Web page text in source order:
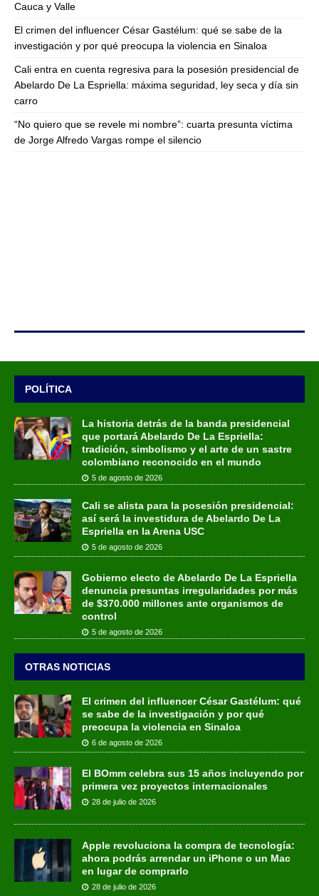
Cauca y Valle
El crimen del influencer César Gastélum: qué se sabe de la
investigación y por qué preocupa la violencia en Sinaloa
Cali entra en cuenta regresiva para la posesión presidencial de
Abelardo De La Espriella: máxima seguridad, ley seca y día sin
carro
“No quiero que se revele mi nombre”: cuarta presunta víctima
de Jorge Alfredo Vargas rompe el silencio
POLÍTICA
La historia detrás de la banda presidencial
que portará Abelardo De La Espriella:
tradición, simbolismo y el arte de un sastre
colombiano reconocido en el mundo
5 de agosto de 2026
Cali se alista para la posesión presidencial:
así será la investidura de Abelardo De La
Espriella en la Arena USC
5 de agosto de 2026
Gobierno electo de Abelardo De La Espriella
denuncia presuntas irregularidades por más
de $370.000 millones ante organismos de
control
5 de agosto de 2026
OTRAS NOTICIAS
El crimen del influencer César Gastélum: qué
se sabe de la investigación y por qué
preocupa la violencia en Sinaloa
6 de agosto de 2026
El BOmm celebra sus 15 años incluyendo por
primera vez proyectos internacionales
28 de julio de 2026
Apple revoluciona la compra de tecnología:
ahora podrás arrendar un iPhone o un Mac
en lugar de comprarlo
28 de julio de 2026